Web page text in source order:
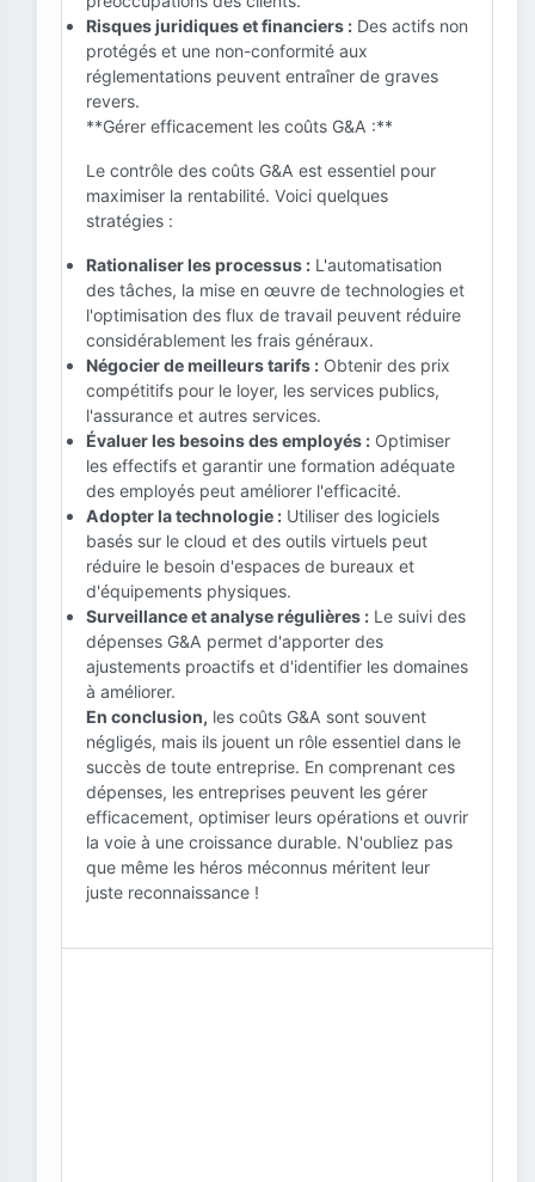
Risques juridiques et financiers : Des actifs non
protégés et une non-conformité aux
réglementations peuvent entraîner de graves
revers.
**Gérer efficacement les coûts G&A :**
Le contrôle des coûts G&A est essentiel pour
maximiser la rentabilité. Voici quelques
stratégies :
Rationaliser les processus : L'automatisation
des tâches, la mise en œuvre de technologies et
l'optimisation des flux de travail peuvent réduire
considérablement les frais généraux.
Négocier de meilleurs tarifs : Obtenir des prix
compétitifs pour le loyer, les services publics,
l'assurance et autres services.
Évaluer les besoins des employés : Optimiser
les effectifs et garantir une formation adéquate
des employés peut améliorer l'efficacité.
Adopter la technologie : Utiliser des logiciels
basés sur le cloud et des outils virtuels peut
réduire le besoin d'espaces de bureaux et
d'équipements physiques.
Surveillance et analyse régulières : Le suivi des
dépenses G&A permet d'apporter des
ajustements proactifs et d'identifier les domaines
à améliorer.
En conclusion, les coûts G&A sont souvent
négligés, mais ils jouent un rôle essentiel dans le
succès de toute entreprise. En comprenant ces
dépenses, les entreprises peuvent les gérer
efficacement, optimiser leurs opérations et ouvrir
la voie à une croissance durable. N'oubliez pas
que même les héros méconnus méritent leur
juste reconnaissance !